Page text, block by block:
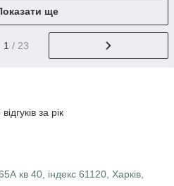
ще
1 / 23
за рік
кв 40, індекс 61120, Харків,